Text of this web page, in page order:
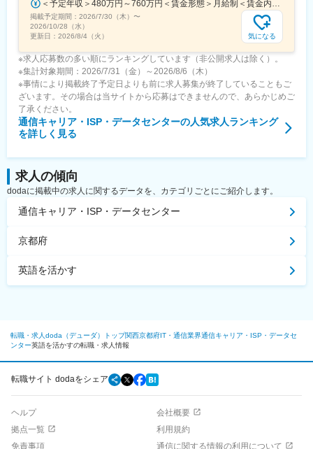
＜予定年収＞480万円～760万円＜賃金形態＞月給制＜賃金内訳＞月額（基本給）：240,000円～379,000円＜月給＞240,000円～379,000円＜昇給有無＞有＜残業手当＞有＜給与補足＞※上記想定年収は、月20時間の残業及び年間月額基本給6ヶ月分の賞与を見込んだ金額です。※前職給与考慮します。また上記金額は選考を通じて前後する可能性があります。■賞与：あり（半期ごとの実績に応じて支給）賃金はあくまでも目安の金額であり、選考を通じて上下する可能性があります。月給(月額)は固定手当を含めた表記です。
掲載予定期間： 2026/7/30（木） 〜
2026/10/28（水）
更新日： 2026/8/4（火） 気になる
※求人応募数の多い順にランキングしています（非公開求人は除く）。
※集計対象期間：2026/7/31（金）～2026/8/6（木）
※事情により掲載終了予定日よりも前に求人募集が終了していることもご
ざいます。その場合は当サイトから応募はできませんので、あらかじめご
了承ください。
通信キャリア・ISP・データセンターの人気求人ランキング
を詳しく見る
求人の傾向
dodaに掲載中の求人に関するデータを、カテゴリごとにご紹介します。
通信キャリア・ISP・データセンター
京都府
英語を活かす
転職・求人doda（デューダ）トップ関西京都府IT・通信業界通信キャリア・ISP・データセ
ンター英語を活かすの転職・求人情報
転職サイト dodaをシェア
ヘルプ
会社概要
拠点一覧
利用規約
免責事項
通信に関する情報の利用について